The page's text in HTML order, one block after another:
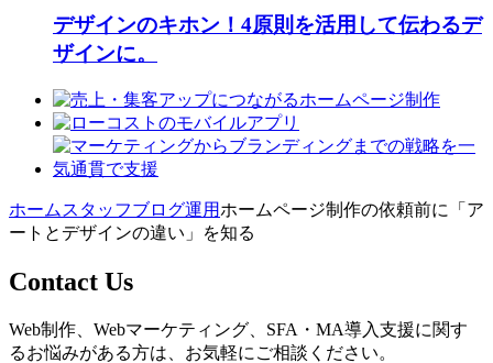
デザインのキホン！4原則を活用して伝わるデ
ザインに。
ホーム スタッフブログ運用 ホームページ制作の依頼前に「ア
ートとデザインの違い」を知る
Contact Us
Web制作、Webマーケティング、SFA・MA導入支援に関す
るお悩みがある方は、お気軽にご相談ください。